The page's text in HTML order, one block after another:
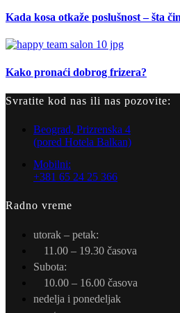
Kada kosa otkaže poslušnost – šta
Kako pronaći dobrog frizera?
Svratite kod nas ili nas pozovite:
Beograd, Prizrenska 4
(pored Hotela Balkan)
Mobilni:
+381 65 24 25 366
Radno vreme
utorak – petak:
11.00 – 19.30 časova
Subota:
10.00 – 16.00 časova
nedelja i ponedeljak